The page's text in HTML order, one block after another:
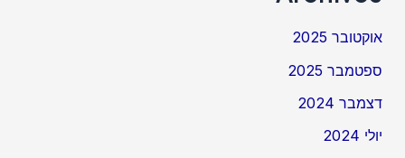
אוקטובר 2025
ספטמבר 2025
דצמבר 2024
יולי 2024